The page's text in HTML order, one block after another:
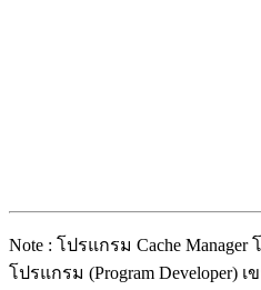
Note : โปรแกรม Cache Manager
โปรแกรม (Program Developer)